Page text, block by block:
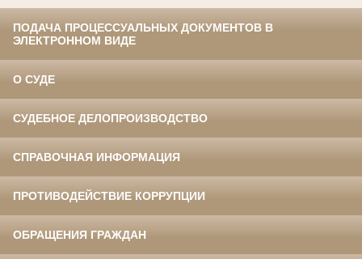
ПОДАЧА ПРОЦЕССУАЛЬНЫХ ДОКУМЕНТОВ В
ЭЛЕКТРОННОМ ВИДЕ
О СУДЕ
СУДЕБНОЕ ДЕЛОПРОИЗВОДСТВО
СПРАВОЧНАЯ ИНФОРМАЦИЯ
ПРОТИВОДЕЙСТВИЕ КОРРУПЦИИ
ОБРАЩЕНИЯ ГРАЖДАН